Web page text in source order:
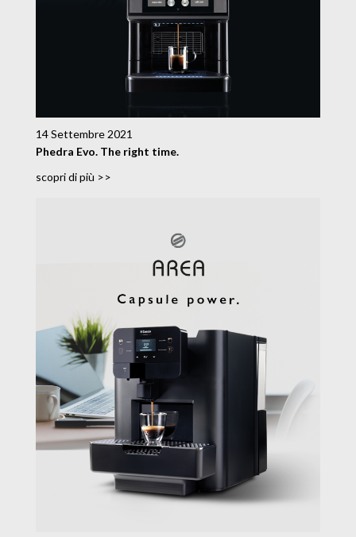
14 Settembre 2021
Phedra Evo. The right time.
scopri di più >>